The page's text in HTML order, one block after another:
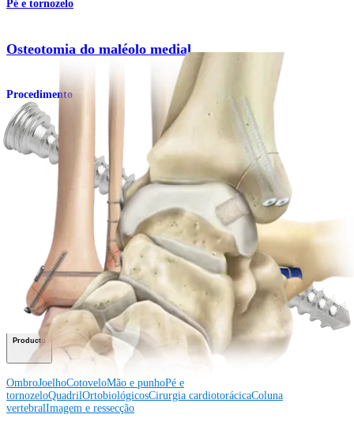
Pé e tornozelo
Osteotomia do maléolo medial
Procedimento
Como podemos ajudar?
Contacte um representante
Veja eventos, laboratórios e oportunidades educacionais
Inscreva-se para receber: O que há de novo na Arthrex?
Procedimento
OmbroJoelho CotoveloMão e punho
tornozeloQuadrilOrtobiológicosCirurgia cardiotorácicaColuna vertebral
Producto
OmbroJoelhoCotoveloMão e punhoPé e
tornozeloQuadrilOrtobiológicosCirurgia cardiotorácicaColuna
vertebralImagem e ressecção